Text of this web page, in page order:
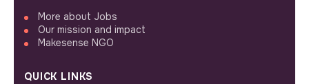
More about Jobs
Our mission and impact
Makesense NGO
QUICK LINKS